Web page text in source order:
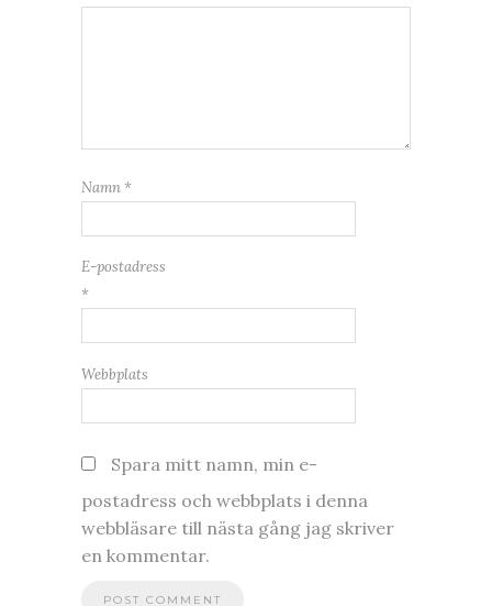
Namn *
E-postadress
*
Webbplats
Spara mitt namn, min e-
postadress och webbplats i denna
webbläsare till nästa gång jag skriver
en kommentar.